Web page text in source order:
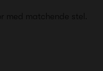
med matchende stel.